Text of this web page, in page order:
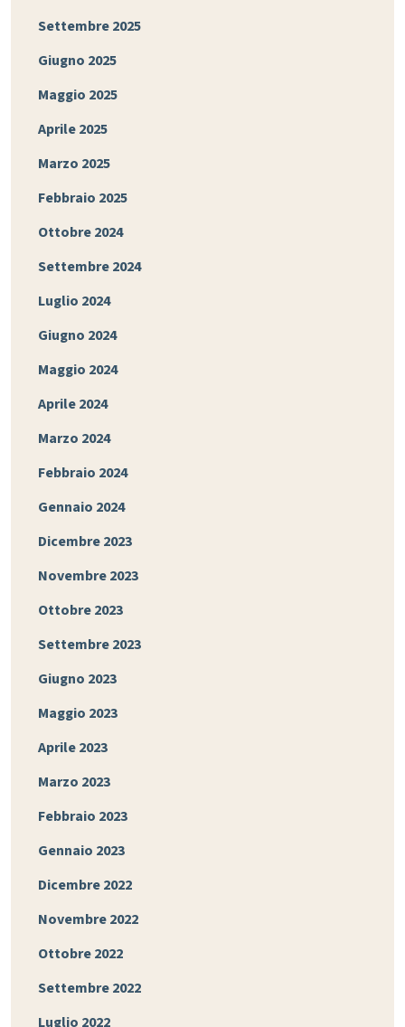
Settembre 2025
Giugno 2025
Maggio 2025
Aprile 2025
Marzo 2025
Febbraio 2025
Ottobre 2024
Settembre 2024
Luglio 2024
Giugno 2024
Maggio 2024
Aprile 2024
Marzo 2024
Febbraio 2024
Gennaio 2024
Dicembre 2023
Novembre 2023
Ottobre 2023
Settembre 2023
Giugno 2023
Maggio 2023
Aprile 2023
Marzo 2023
Febbraio 2023
Gennaio 2023
Dicembre 2022
Novembre 2022
Ottobre 2022
Settembre 2022
Luglio 2022